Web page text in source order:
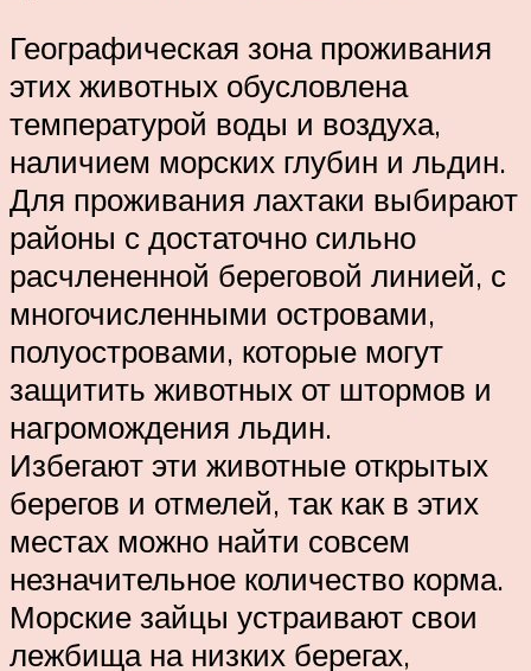
Географическая зона проживания
этих животных обусловлена
температурой воды и воздуха,
наличием морских глубин и льдин.
Для проживания лахтаки выбирают
районы с достаточно сильно
расчлененной береговой линией, с
многочисленными островами,
полуостровами, которые могут
защитить животных от штормов и
нагромождения льдин.
Избегают эти животные открытых
берегов и отмелей, так как в этих
местах можно найти совсем
незначительное количество корма.
Морские зайцы устраивают свои
лежбища на низких берегах,